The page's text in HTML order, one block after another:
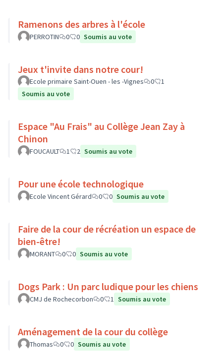
Ramenons des arbres à l'école
PERROTIN 0 0 Soumis au vote
Jeux t'invite dans notre cour!
Ecole primaire Saint-Ouen - les -Vignes 0
1
Soumis au vote
Espace "Au Frais" au Collège Jean Zay à
Chinon
FOUCAULT 1 2 Soumis au vote
Pour une école technologique
Ecole Vincent Gérard 0 0 Soumis au vote
Faire de la cour de récréation un espace de
bien-être!
MORANT 0 0 Soumis au vote
Dogs Park : Un parc ludique pour les chiens
CMJ de Rochecorbon 0 1 Soumis au vote
Aménagement de la cour du collège
Thomas 0 0 Soumis au vote